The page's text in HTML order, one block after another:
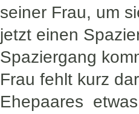
seiner Frau, um
jetzt einen
Spaziergang
Frau fehlt kurz
Ehepaares